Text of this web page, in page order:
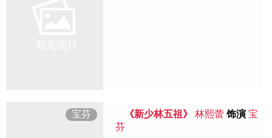
宝芬 《新少林五祖》 林熙蕾 饰演 宝
芬